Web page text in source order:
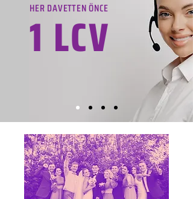
HER DAVETTEN ÖNCE
1 LCV